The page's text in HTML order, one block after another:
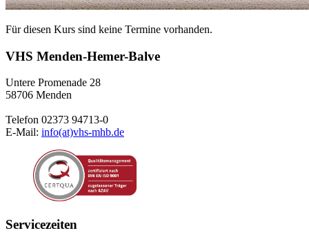
Für diesen Kurs sind keine Termine vorhanden.
VHS Menden-Hemer-Balve
Untere Promenade 28
58706 Menden
Telefon 02373 94713-0
E-Mail: info(at)vhs-mhb.de
Servicezeiten